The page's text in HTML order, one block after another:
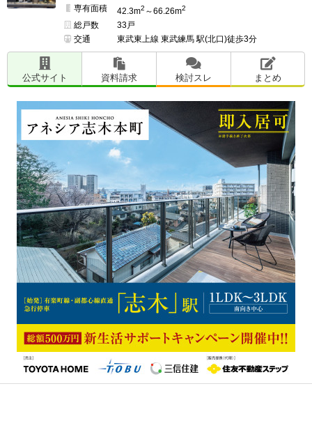
専有面積
42.3m2 ～66.26m2
総戸数
33戸
交通
東武東上線 東武練馬 駅(北口)徒歩3分
公式サイト 資料請求 検討スレ まとめ